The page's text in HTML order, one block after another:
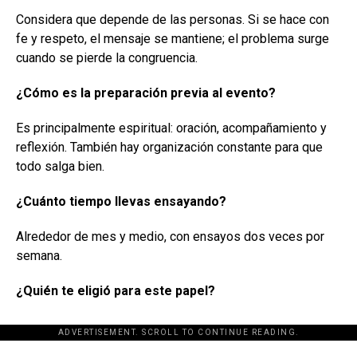
Considera que depende de las personas. Si se hace con
fe y respeto, el mensaje se mantiene; el problema surge
cuando se pierde la congruencia.
¿Cómo es la preparación previa al evento?
Es principalmente espiritual: oración, acompañamiento y
reflexión. También hay organización constante para que
todo salga bien.
¿Cuánto tiempo llevas ensayando?
Alrededor de mes y medio, con ensayos dos veces por
semana.
¿Quién te eligió para este papel?
ADVERTISEMENT. SCROLL TO CONTINUE READING.
[adsforwp id="243463"]